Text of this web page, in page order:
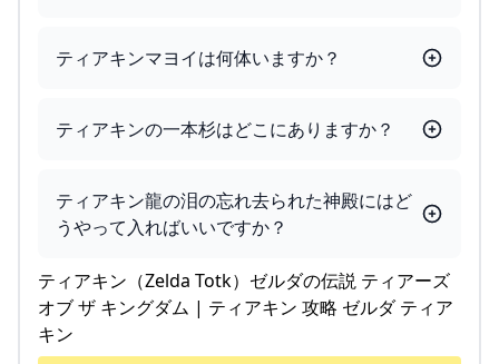
ティアキンマヨイは何体いますか？
ティアキンの一本杉はどこにありますか？
ティアキン龍の泪の忘れ去られた神殿にはど
うやって入ればいいですか？
ティアキン（Zelda Totk）ゼルダの伝説 ティアーズ
オブ ザ キングダム | ティアキン 攻略 ゼルダ ティア
キン